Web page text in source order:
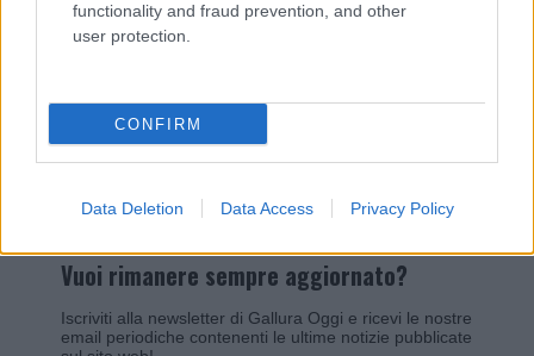
functionality and fraud prevention, and other
user protection.
CONFIRM
Data Deletion Data Access Privacy Policy
Invia un Comunicato Stampa
Vuoi rimanere sempre aggiornato?
Iscriviti alla newsletter di Gallura Oggi e ricevi le nostre
email periodiche contenenti le ultime notizie pubblicate